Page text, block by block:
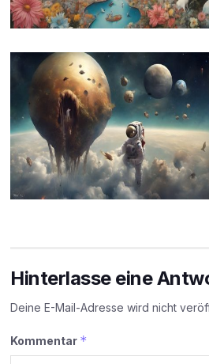
Hinterlasse eine
Deine E-Mail-Adresse wird nicht
Kommentar *